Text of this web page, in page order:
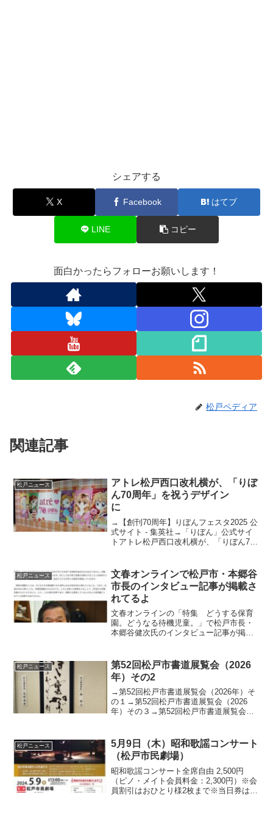
シェアする
X Facebook はてブ
LINE コピー
面白かったらフォローお願いします！
松戸ペディア
関連記事
松戸ニュース
アトレ松戸西口改札横が、「りぼ
ん70周年」を祝うデザイン
に
→【創刊70周年】りぼんフェスタ2025 公
式サイト - 集英社→「りぼん」公式サイ
トアトレ松戸西口改札横が、「りぼん70
ました「りぼん」について少女漫画誌
『りぼん...
松戸ニュース
文春オンラインで松戸市・本郷谷
市長のインタビュー記事が掲載さ
れてるよ
文春オンラインの「特集 どうする保育
園。どうなる待機児童。」で松戸市長・
本郷谷健次氏のインタビュー記事が掲載
にランクされているそうです。
松戸ニュース
第52回松戸市書道展覧会（2026
年）その2
→第52回松戸市書道展覧会（2026年）そ
の１→第52回松戸市書道展覧会（2026
年）その３→第52回松戸市書道展覧会
松戸ニュース
5月9日（木）昭和歌謡コンサート
（松戸市民劇場）
昭和歌謡コンサート全席自由 2,500円
（ピノ・メイト会員料金：2,300円）※会
員割引はおひとり様2枚まで※当日券は一